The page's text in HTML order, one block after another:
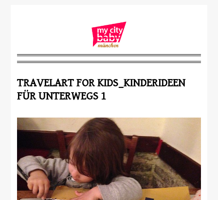
TRAVELART FOR KIDS_KINDERIDEEN
FÜR UNTERWEGS 1